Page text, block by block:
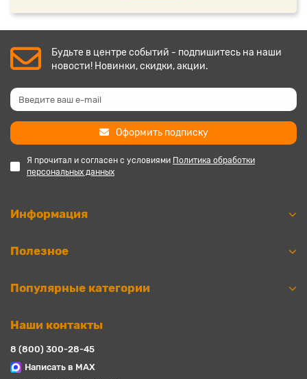
Будьте в центре событий - подпишитесь на наши
новости! Новинки, скидки, акции.
Оформить подписку
Я прочитал и согласен с условиями Политика обработки
персональных данных
Информация
Полезное
Популярные категории
Наши контакты
8 (800) 300-28-45
Написать в MAX